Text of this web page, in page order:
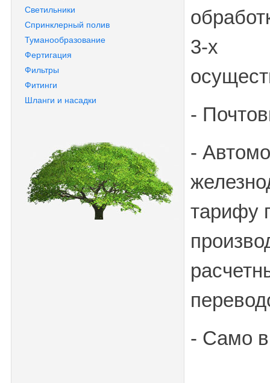
Светильники
Спринклерный полив
Туманообразование
Фертигация
Фильтры
Фитинги
Шланги и насадки
3-х
-
-
тарифу
- Само